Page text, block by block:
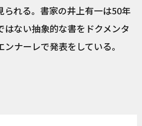
られる。書家の井上有一は50年
はない抽象的な書をドクメンタ
ナーレで発表をしている。